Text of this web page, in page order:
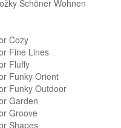
Schöner Wohnen
Cozy
Fine Lines
Fluffy
Funky Orient
Funky Outdoor
Garden
Groove
Shapes